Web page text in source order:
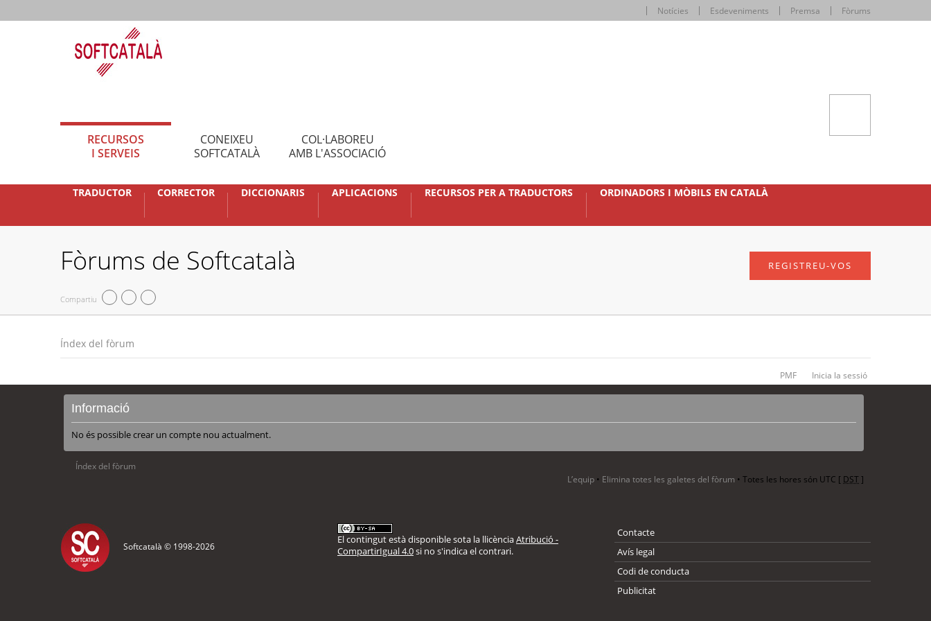
Notícies Esdeveniments Premsa Fòrums
RECURSOS
I SERVEIS
CONEIXEU
SOFTCATALÀ
COL·LABOREU
AMB L'ASSOCIACIÓ
TRADUCTOR CORRECTOR DICCIONARIS APLICACIONS RECURSOS PER A TRADUCTORS ORDINADORS I MÒBILS EN CATALÀ
Fòrums de Softcatalà
Compartiu
REGISTREU-VOS
Índex del fòrum
PMF Inicia la sessió
Informació
No és possible crear un compte nou actualment.
Índex del fòrum
L’equip • Elimina totes les galetes del fòrum • Totes les hores són UTC [ DST]
Softcatalà © 1998-2026
El contingut està disponible sota la llicènciaAtribució -
CompartirIgual 4.0si no s'indica el contrari.
Contacte
Avís legal
Codi de conducta
Publicitat